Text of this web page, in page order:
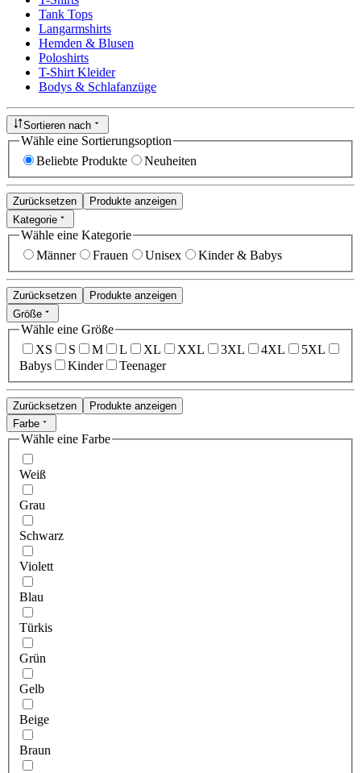
Tank Tops
Langarmshirts
Hemden & Blusen
Poloshirts
T-Shirt Kleider
Bodys & Schlafanzüge
Sortieren nach
Wähle eine Sortierungsoption
Beliebte Produkte
Neuheiten
Zurücksetzen
Produkte anzeigen
Kategorie
Wähle eine Kategorie
Männer
Frauen Unisex Kinder & Babys
Zurücksetzen
Produkte anzeigen
Größe
Wähle eine Größe
XS
S M L XL XXL 3XL 4XL
5XL
Babys
Kinder Teenager
Zurücksetzen
Produkte anzeigen
Farbe
Wähle eine Farbe
Weiß
Grau
Schwarz
Violett
Blau
Türkis
Grün
Gelb
Beige
Braun